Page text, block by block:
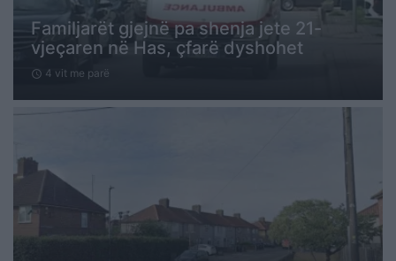
Familjarët gjejnë pa shenja jete 21-
vjeçaren në Has, çfarë dyshohet
schedule 4 vit me parë